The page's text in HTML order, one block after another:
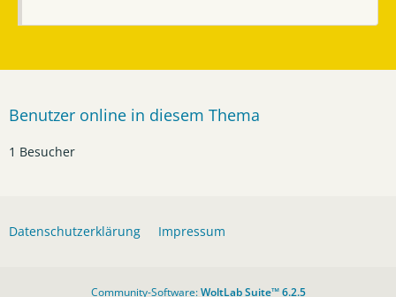
Benutzer online in diesem Thema
1 Besucher
Datenschutzerklärung Impressum
Community-Software:WoltLab Suite™ 6.2.5